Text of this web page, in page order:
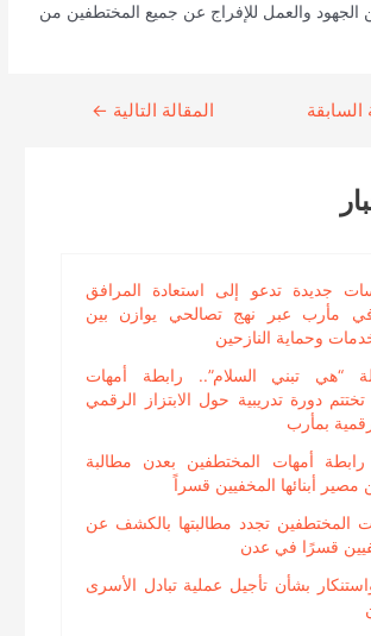
الجهود والعمل للإفراج عن جميع المختطفين من
السابقة المقالة التالية ←
جديدة تدعو إلى استعادة المرافق
في مأرب عبر نهج تصالحي يوازن بين
وحماية النازحين
“هي تبني السلام”.. رابطة أمهات
دورة تدريبية حول الابتزاز الرقمي
بمأرب
رابطة أمهات المختطفين بعدن مطالبة
أبنائها المخفيين قسراً
المختطفين تجدد مطالبتها بالكشف عن
قسرًا في عدن
بشأن تأجيل عملية تبادل الأسرى